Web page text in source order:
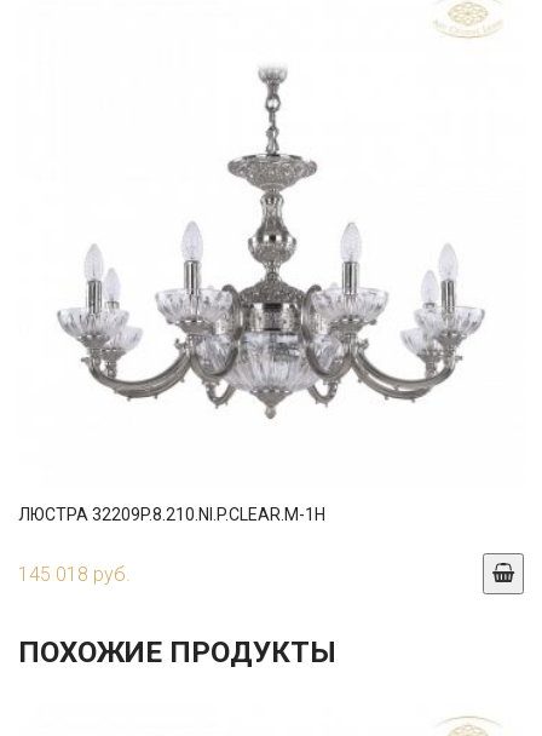
ЛЮСТРА 32209P.8.210.NI.P.CLEAR.M-1H
145 018 руб.
ПОХОЖИЕ ПРОДУКТЫ